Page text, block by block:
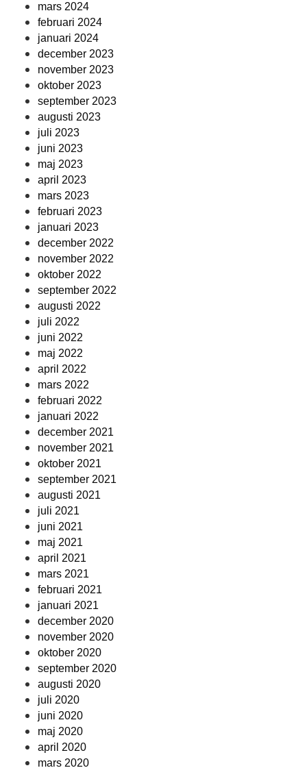
mars 2024
februari 2024
januari 2024
december 2023
november 2023
oktober 2023
september 2023
augusti 2023
juli 2023
juni 2023
maj 2023
april 2023
mars 2023
februari 2023
januari 2023
december 2022
november 2022
oktober 2022
september 2022
augusti 2022
juli 2022
juni 2022
maj 2022
april 2022
mars 2022
februari 2022
januari 2022
december 2021
november 2021
oktober 2021
september 2021
augusti 2021
juli 2021
juni 2021
maj 2021
april 2021
mars 2021
februari 2021
januari 2021
december 2020
november 2020
oktober 2020
september 2020
augusti 2020
juli 2020
juni 2020
maj 2020
april 2020
mars 2020